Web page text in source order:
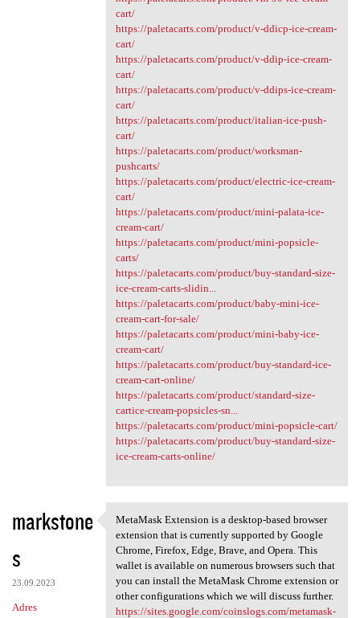
cart/
https://paletacarts.com/product/v-ddicp-ice-cream-
cart/
https://paletacarts.com/product/v-ddip-ice-cream-
cart/
https://paletacarts.com/product/v-ddips-ice-cream-
cart/
https://paletacarts.com/product/italian-ice-push-
cart/
https://paletacarts.com/product/worksman-
pushcarts/
https://paletacarts.com/product/electric-ice-cream-
cart/
https://paletacarts.com/product/mini-palata-ice-
cream-cart/
https://paletacarts.com/product/mini-popsicle-
carts/
https://paletacarts.com/product/buy-standard-size-
ice-cream-carts-slidin...
https://paletacarts.com/product/baby-mini-ice-
cream-cart-for-sale/
https://paletacarts.com/product/mini-baby-ice-
cream-cart/
https://paletacarts.com/product/buy-standard-ice-
cream-cart-online/
https://paletacarts.com/product/standard-size-
cartice-cream-popsicles-sn...
https://paletacarts.com/product/mini-popsicle-cart/
https://paletacarts.com/product/buy-standard-size-
ice-cream-carts-online/
markstone
s
23.09.2023
Adres
MetaMask Extension is a
MetaMask Extension is a desktop-based browser
extension that is currently supported by Google
Chrome, Firefox, Edge, Brave, and Opera. This
wallet is available on numerous browsers such that
you can install the MetaMask Chrome extension or
other configurations which we will discuss further.
https://sites.google.com/coinslogs.com/metamask-